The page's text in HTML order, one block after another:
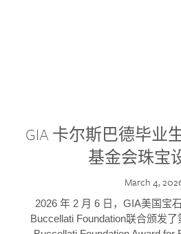
GIA 卡尔斯巴德毕业
基金会珠宝
March 4,
2026 年 2 月 6 日，GIA美国宝
Buccellati Foundation联合颁发